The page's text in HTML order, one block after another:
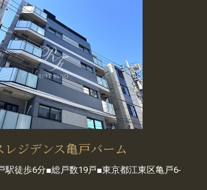
レジデンス亀戸バーム
駅徒歩6分■総戸数19戸■東京都江東区亀戸6-